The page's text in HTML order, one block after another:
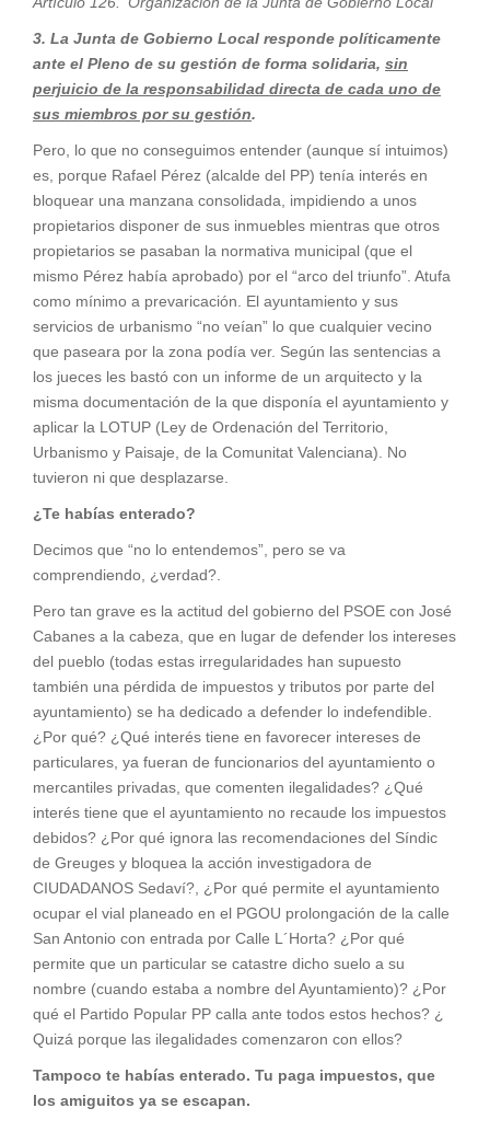
3. La Junta de Gobierno Local responde políticamente
ante el Pleno de su gestión de forma solidaria, sin
perjuicio de la responsabilidad directa de cada uno de
sus miembros por su gestión.
Pero, lo que no conseguimos entender (aunque sí intuimos)
es, porque Rafael Pérez (alcalde del PP) tenía interés en
bloquear una manzana consolidada, impidiendo a unos
propietarios disponer de sus inmuebles mientras que otros
propietarios se pasaban la normativa municipal (que el
mismo Pérez había aprobado) por el “arco del triunfo”. Atufa
como mínimo a prevaricación. El ayuntamiento y sus
servicios de urbanismo “no veían” lo que cualquier vecino
que paseara por la zona podía ver. Según las sentencias a
los jueces les bastó con un informe de un arquitecto y la
misma documentación de la que disponía el ayuntamiento y
aplicar la LOTUP (Ley de Ordenación del Territorio,
Urbanismo y Paisaje, de la Comunitat Valenciana). No
tuvieron ni que desplazarse.
¿Te habías enterado?
Decimos que “no lo entendemos”, pero se va
comprendiendo, ¿verdad?.
Pero tan grave es la actitud del gobierno del PSOE con José
Cabanes a la cabeza, que en lugar de defender los intereses
del pueblo (todas estas irregularidades han supuesto
también una pérdida de impuestos y tributos por parte del
ayuntamiento) se ha dedicado a defender lo indefendible.
¿Por qué? ¿Qué interés tiene en favorecer intereses de
particulares, ya fueran de funcionarios del ayuntamiento o
mercantiles privadas, que comenten ilegalidades? ¿Qué
interés tiene que el ayuntamiento no recaude los impuestos
debidos? ¿Por qué ignora las recomendaciones del Síndic
de Greuges y bloquea la acción investigadora de
CIUDADANOS Sedaví?, ¿Por qué permite el ayuntamiento
ocupar el vial planeado en el PGOU prolongación de la calle
San Antonio con entrada por Calle L´Horta? ¿Por qué
permite que un particular se catastre dicho suelo a su
nombre (cuando estaba a nombre del Ayuntamiento)? ¿Por
qué el Partido Popular PP calla ante todos estos hechos? ¿
Quizá porque las ilegalidades comenzaron con ellos?
Tampoco te habías enterado. Tu paga impuestos, que
los amiguitos ya se escapan.